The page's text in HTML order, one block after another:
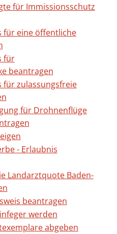
für Immissionsschutz
für eine öffentliche
für
beantragen
für zulassungsfreie
für Drohnenflüge
- Erlaubnis
Landarztquote Baden-
beantragen
werden
abgeben